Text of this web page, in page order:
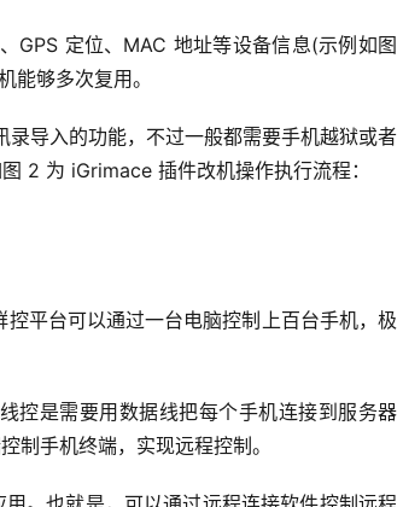
GPS 定位、MAC 地址等设备信息(示例如图
能够多次复用。
导入的功能，不过一般都需要手机越狱或者
2 为 iGrimace 插件改机操作执行流程：
平台可以通过一台电脑控制上百台手机，极
控是需要用数据线把每个手机连接到服务器
制手机终端，实现远程控制。